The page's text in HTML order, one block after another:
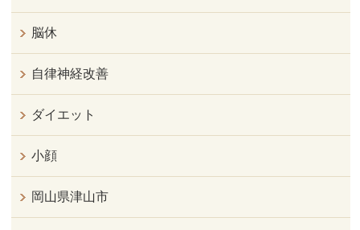
脳休
自律神経改善
ダイエット
小顔
岡山県津山市